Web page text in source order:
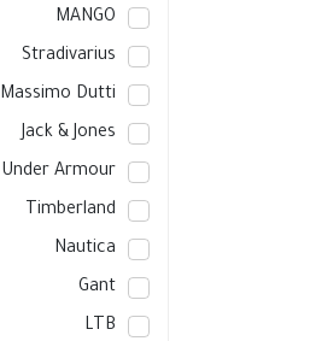
MANGO
Stradivarius
Massimo Dutti
Jack & Jones
Under Armour
Timberland
Nautica
Gant
LTB